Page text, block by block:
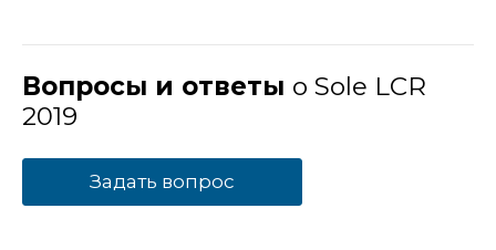
Вопросы и ответы о Sole LCR
2019
Задать вопрос